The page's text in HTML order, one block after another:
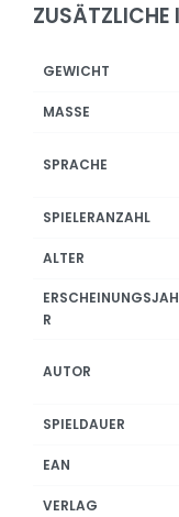
ZUSÄTZLICHE
GEWICHT
MASSE
SPRACHE
SPIELERANZAHL
ALTER
ERSCHEINUNGSJAH
R
AUTOR
SPIELDAUER
EAN
VERLAG